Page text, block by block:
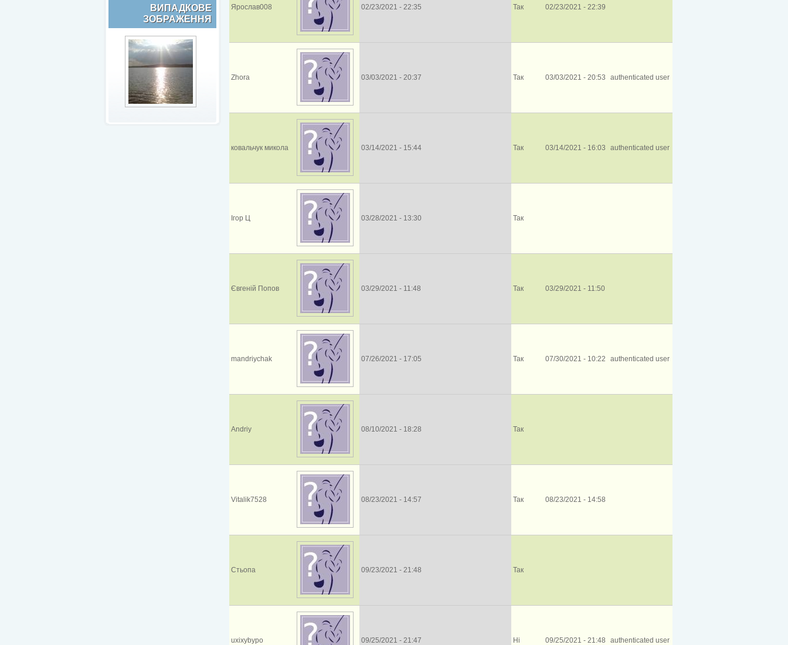
ВИПАДКОВЕ
ЗОБРАЖЕННЯ
Ярослав008 02/23/2021 - 22:35 Так 02/23/2021 - 22:39
Zhora 03/03/2021 - 20:37 Так 03/03/2021 - 20:53 authenticated user
ковальчук микола 03/14/2021 - 15:44 Так 03/14/2021 - 16:03 authenticated user
Ігор Ц 03/28/2021 - 13:30 Так
Євгеній Попов 03/29/2021 - 11:48 Так 03/29/2021 - 11:50
mandriychak 07/26/2021 - 17:05 Так 07/30/2021 - 10:22 authenticated user
Andriy 08/10/2021 - 18:28 Так
Vitalik7528 08/23/2021 - 14:57 Так 08/23/2021 - 14:58
Стьопа 09/23/2021 - 21:48 Так
uxixybypo 09/25/2021 - 21:47 Ні 09/25/2021 - 21:48 authenticated user